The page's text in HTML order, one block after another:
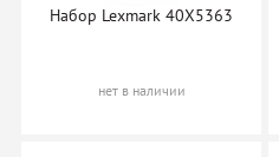
Набор Lexmark 40X5363
нет в наличии